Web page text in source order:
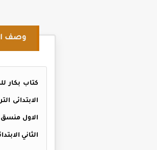
وصف
كتاب بكار
الاول منسق
الثاني